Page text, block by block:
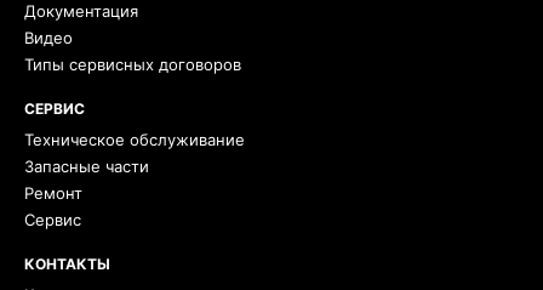
Документация
Видео
Типы сервисных договоров
СЕРВИС
Техническое обслуживание
Запасные части
Ремонт
Сервис
КОНТАКТЫ